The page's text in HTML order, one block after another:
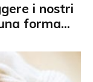
i nostri
forma...